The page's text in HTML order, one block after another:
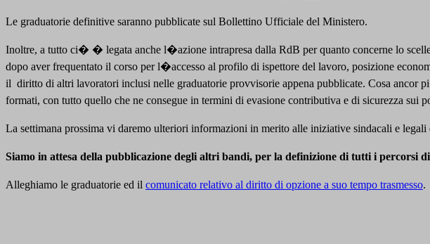
Le graduatorie definitive saranno pubblicate sul Bollettino Ufficiale del Ministero.
Inoltre, a tutto ci� � legata anche l�azione intrapresa dalla RdB per quanto concerne lo
dopo aver frequentato il corso per l�accesso al profilo di ispettore del lavoro, posizione
il diritto di altri lavoratori inclusi nelle graduatorie provvisorie appena pubblicate. Cosa
formati, con tutto quello che ne consegue in termini di evasione contributiva e di sicurezza sui
La settimana prossima vi daremo ulteriori informazioni in merito alle iniziative sindacali e
Siamo in attesa della pubblicazione degli altri bandi, per la definizione di tutti i
Alleghiamo le graduatorie ed il comunicato relativo al diritto di opzione a suo tempo trasmesso.